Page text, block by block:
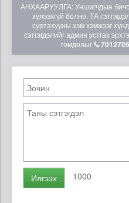
АНХААРУУЛГА: Уншигчдын
хүлээхгүй болно. ТА
суртахууны хэм хэмжээг
сэтгэгдэлийг админ устгах
гомдолыг
Илгээх 1000